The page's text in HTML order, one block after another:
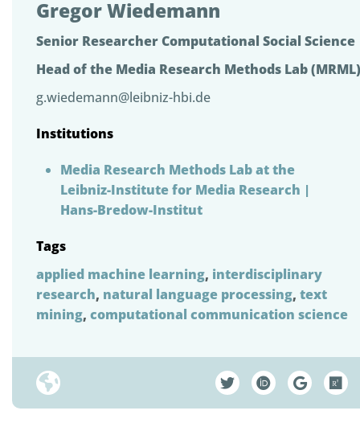
Gregor Wiedemann
Senior Researcher Computational Social Science
Head of the Media Research Methods Lab (MRML)
g.wiedemann@leibniz-hbi.de
Institutions
Media Research Methods Lab at the
Leibniz-Institute for Media Research |
Hans-Bredow-Institut
Tags
applied machine learning, interdisciplinary
research, natural language processing, text
mining, computational communication science